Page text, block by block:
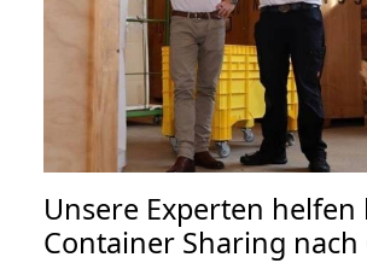
Unsere Experten helfen
Container Sharing nach